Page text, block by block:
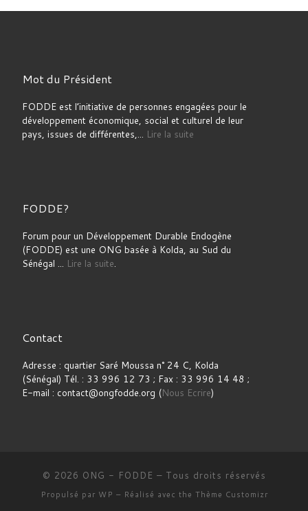
Mot du Président
FODDE est l’initiative de personnes engagées pour le
développement économique, social et culturel de leur
pays, issues de différentes,... Lire la suite
FODDE?
Forum pour un Développement Durable Endogène
(FODDE) est une ONG basée à Kolda, au Sud du
Sénégal ... Lire la suite.
Contact
Adresse : quartier Saré Moussa n° 24 C, Kolda
(Sénégal) Tél. : 33 996 12 73 ; Fax : 33 996 14 48 ;
E-mail : contact@ongfodde.org (Nous Ecrire)
© 2026 ONG - FODDE – Tous droits réservés
Propulsé par WP – Réalisé avec the Thème Customizr